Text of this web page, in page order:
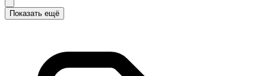
Показать ещё